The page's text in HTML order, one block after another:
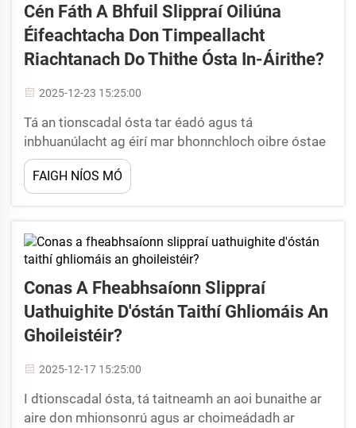
Cén Fáth A Bhfuil Slippraí Oiliúna
Éifeachtacha Don Timpeallacht
Riachtanach Do Thithe Ósta In-Áirithe?
2025-12-23 15:25:00
Tá an tionscadal ósta tar éadó agus tá
inbhuanúlacht ag éirí mar bhonnchloch oibre óstae
na linne. Tá óstáí ar fud an domhain ag aithint go
bhfuil freagracht timpeall an timpeallachta níos mó
ná ach tréad ach go bhfuil sé...
FAIGH NÍOS MÓ
Conas A Fheabhsaíonn Slippraí
Uathuighite D'óstán Taithí Ghliomáis An
Ghoileistéir?
2025-12-17 15:25:00
I dtionscadal ósta, tá taitneamh an aoi bunaithe ar
aire don mhionsonrú agus ar choimeádadh ar